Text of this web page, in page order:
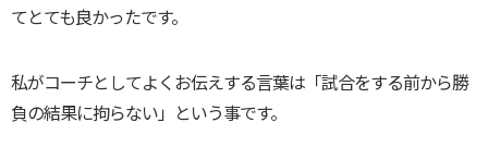
てとても良かったです。
私がコーチとしてよくお伝えする言葉は「試合をする前から勝
負の結果に拘らない」という事です。